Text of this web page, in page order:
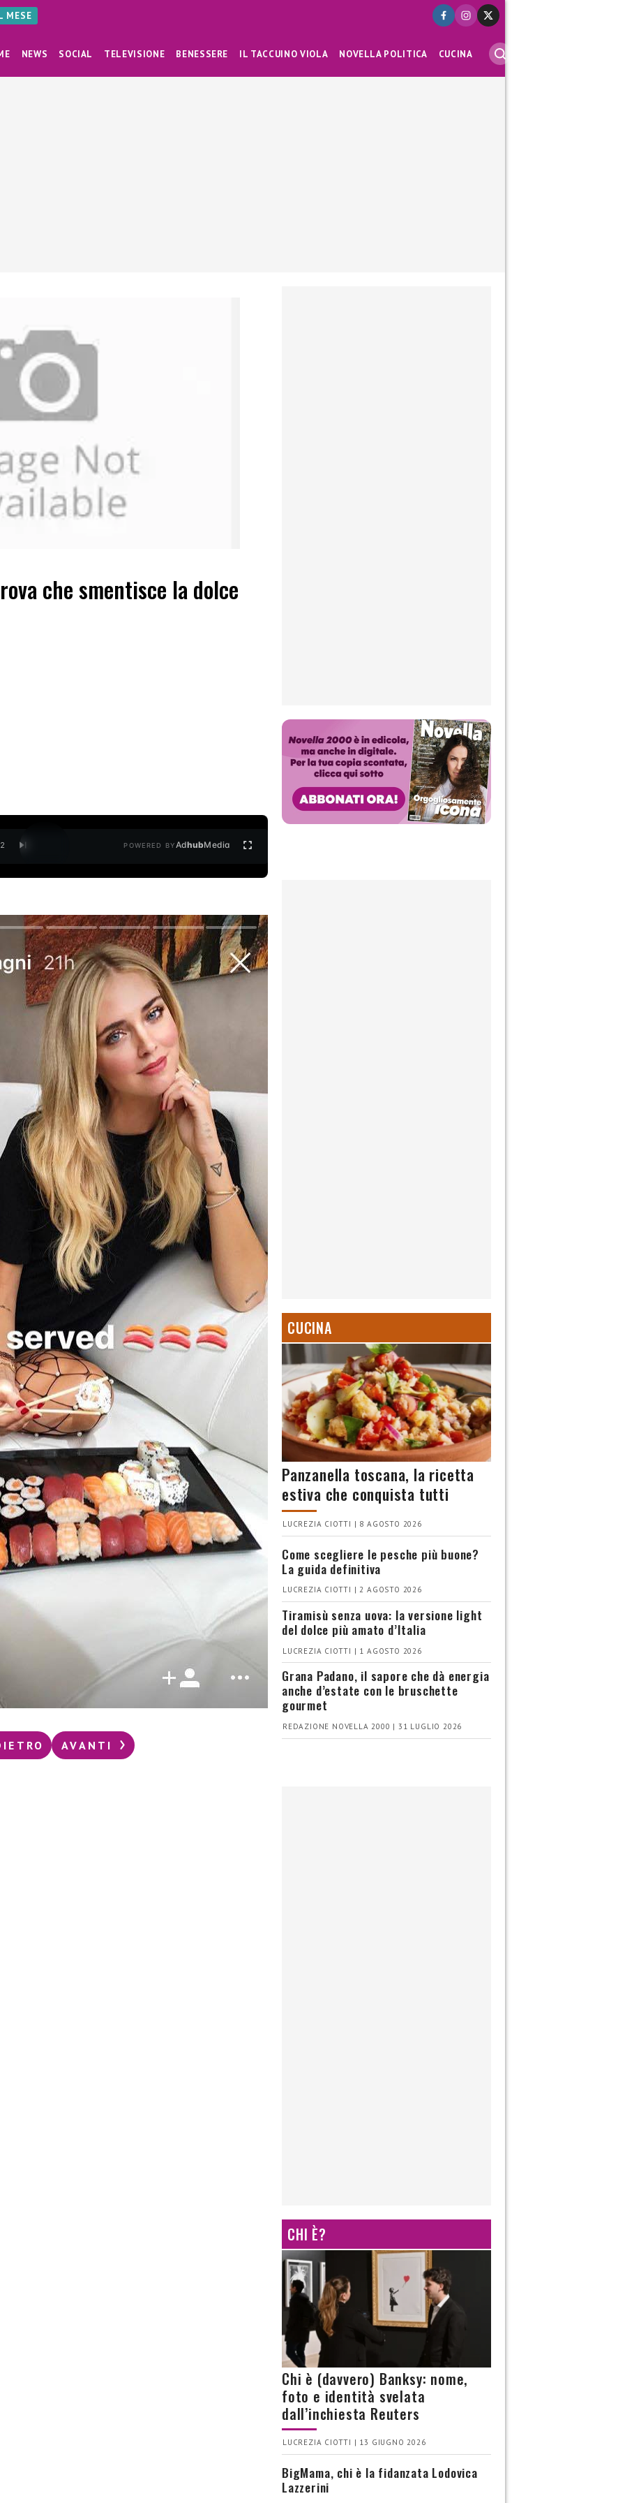
MESE
NEWS SOCIAL TELEVISIONE BENESSERE IL TACCUINO VIOLA NOVELLA POLITICA CUCINA
che smentisce la dolce
2 POWERED BYAdhubMedia
AVANTI
CUCINA
Panzanella toscana, la ricetta
estiva che conquista tutti
LUCREZIA CIOTTI | 8 AGOSTO 2026
Come scegliere le pesche più buone?
La guida definitiva
LUCREZIA CIOTTI | 2 AGOSTO 2026
Tiramisù senza uova: la versione light
del dolce più amato d’Italia
LUCREZIA CIOTTI | 1 AGOSTO 2026
Grana Padano, il sapore che dà energia
anche d’estate con le bruschette
gourmet
REDAZIONE NOVELLA 2000 | 31 LUGLIO 2026
CHI È?
Chi è (davvero) Banksy: nome,
foto e identità svelata
dall’inchiesta Reuters
LUCREZIA CIOTTI | 13 GIUGNO 2026
BigMama, chi è la fidanzata Lodovica
Lazzerini